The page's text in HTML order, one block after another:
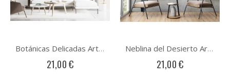
Botánicas Delicadas Arte Abstracto
21,00 €
Neblina del Desierto Arte Abstracto
21,00 €